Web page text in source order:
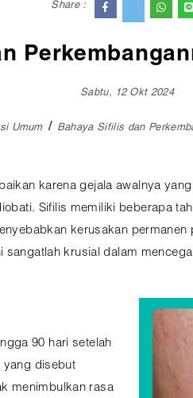
Share :
Sabtu, 12 Okt 2024
Umum Bahaya Sifilis dan
karena gejala awalnya
Sifilis memiliki beberapa
kerusakan
krusial dalam
90 hari setelah
yang disebut
menimbulkan rasa